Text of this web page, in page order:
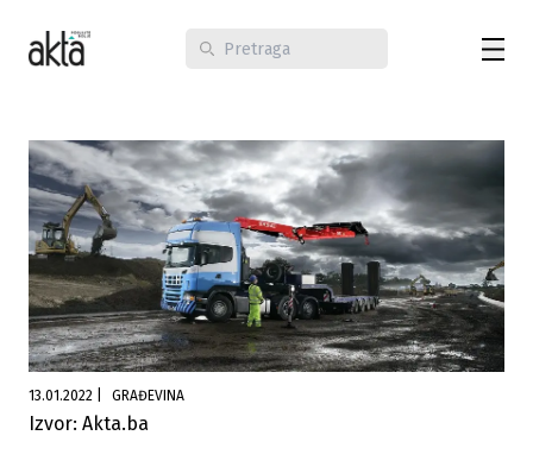
13.01.2022 GRAĐEVINA
Izvor: Akta.ba